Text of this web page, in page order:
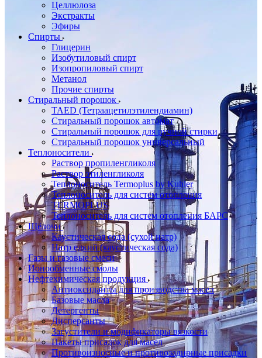
Целлюлоза
Экстракты
Эфиры
Спирты
Глицерин
Изобутиловый спирт
Изопропиловый спирт
Метанол
Прочие спирты
Стиральный порошок
TAED (Тетраацетилэтилендиамин)
Стиральный порошок автомат
Стиральный порошок для ручной стирки
Стиральный порошок универсальный
Теплоносители
Раствор пропиленгликоля
Раствор этиленгликоля
Теплоноситель Termoplus by Kuhler
Теплоноситель для систем отопления
TERMOPLUS
Теплоноситель для систем отопления БАРС
Щёлочи
Каустическая сода (сухой натр)
Натр едкий (каустическая сода)
Газы и газовые смеси
Ионообменные смолы
Нефтехимическая продукция
Антиоксиданты для производства масел
Базовые масла
Детергенты
Дисперсанты
Загустители и модификаторы вязкости
Пакеты присадок для масел
Противоизносные и противозадирные присадки